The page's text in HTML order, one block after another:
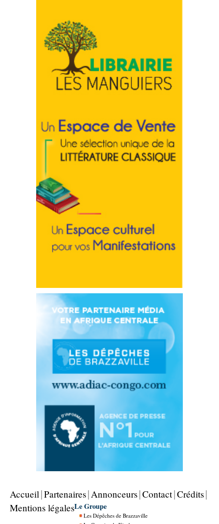
Accueil Partenaires Annonceurs Contact Crédits
Mentions légalesLe Groupe
Les Dépêches de Brazzaville